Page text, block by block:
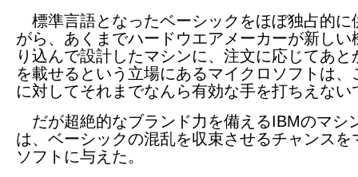
標準言語となったベーシックをほぼ独占的に
がら、あくまでハードウエアメーカーが新しい
り込んで設計したマシンに、注文に応じてあと
を載せるという立場にあるマイクロソフトは、
に対してそれまでなんら有効な手を打ちえない
だが超絶的なブランド力を備えるIBMのマシ
は、ベーシックの混乱を収束させるチャンスを
ソフトに与えた。